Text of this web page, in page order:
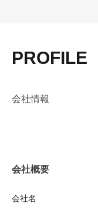
PROFILE
会社情報
会社概要
会社名